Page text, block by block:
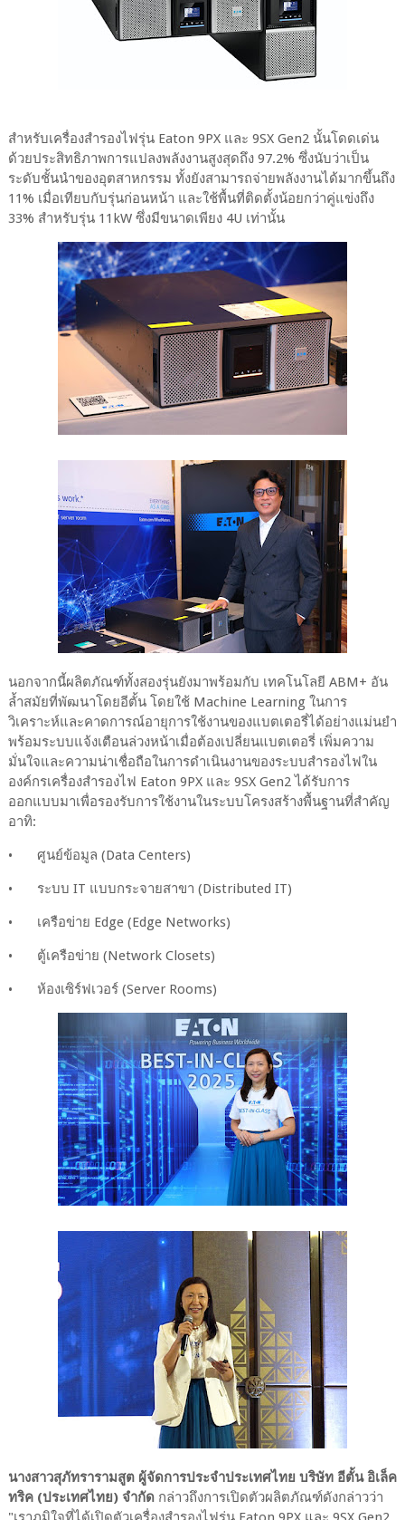
สำหรับเครื่องสำรองไฟรุ่น Eaton 9PX และ 9SX Gen2 นั้นโดดเด่น
ด้วยประสิทธิภาพการแปลงพลังงานสูงสุดถึง 97.2% ซึ่งนับว่าเป็น
ระดับชั้นนำของอุตสาหกรรม ทั้งยังสามารถจ่ายพลังงานได้มากขึ้นถึง
11% เมื่อเทียบกับรุ่นก่อนหน้า และใช้พื้นที่ติดตั้งน้อยกว่าคู่แข่งถึง
33% สำหรับรุ่น 11kW ซึ่งมีขนาดเพียง 4U เท่านั้น
นอกจากนี้ผลิตภัณฑ์ทั้งสองรุ่นยังมาพร้อมกับ เทคโนโลยี ABM+ อัน
ล้ำสมัยที่พัฒนาโดยอีตั้น โดยใช้ Machine Learning ในการ
วิเคราะห์และคาดการณ์อายุการใช้งานของแบตเตอรี่ได้อย่างแม่นยำ
พร้อมระบบแจ้งเตือนล่วงหน้าเมื่อต้องเปลี่ยนแบตเตอรี่ เพิ่มความ
มั่นใจและความน่าเชื่อถือในการดำเนินงานของระบบสำรองไฟใน
องค์กรเครื่องสำรองไฟ Eaton 9PX และ 9SX Gen2 ได้รับการ
ออกแบบมาเพื่อรองรับการใช้งานในระบบโครงสร้างพื้นฐานที่สำคัญ
อาทิ:
• ศูนย์ข้อมูล (Data Centers)
• ระบบ IT แบบกระจายสาขา (Distributed IT)
• เครือข่าย Edge (Edge Networks)
• ตู้เครือข่าย (Network Closets)
• ห้องเซิร์ฟเวอร์ (Server Rooms)
นางสาวสุภัทรารามสูต ผู้จัดการประจำประเทศไทย บริษัท อีตั้น อิเล็ค
ทริค (ประเทศไทย) จำกัดกล่าวถึงการเปิดตัวผลิตภัณฑ์ดังกล่าวว่า